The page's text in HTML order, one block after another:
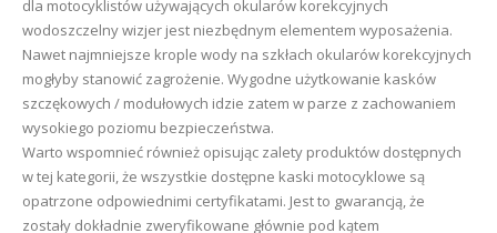
dla motocyklistów używających okularów korekcyjnych
wodoszczelny wizjer jest niezbędnym elementem wyposażenia.
Nawet najmniejsze krople wody na szkłach okularów korekcyjnych
mogłyby stanowić zagrożenie. Wygodne użytkowanie kasków
szczękowych / modułowych idzie zatem w parze z zachowaniem
wysokiego poziomu bezpieczeństwa.
Warto wspomnieć również opisując zalety produktów dostępnych
w tej kategorii, że wszystkie dostępne kaski motocyklowe są
opatrzone odpowiednimi certyfikatami. Jest to gwarancją, że
zostały dokładnie zweryfikowane głównie pod kątem